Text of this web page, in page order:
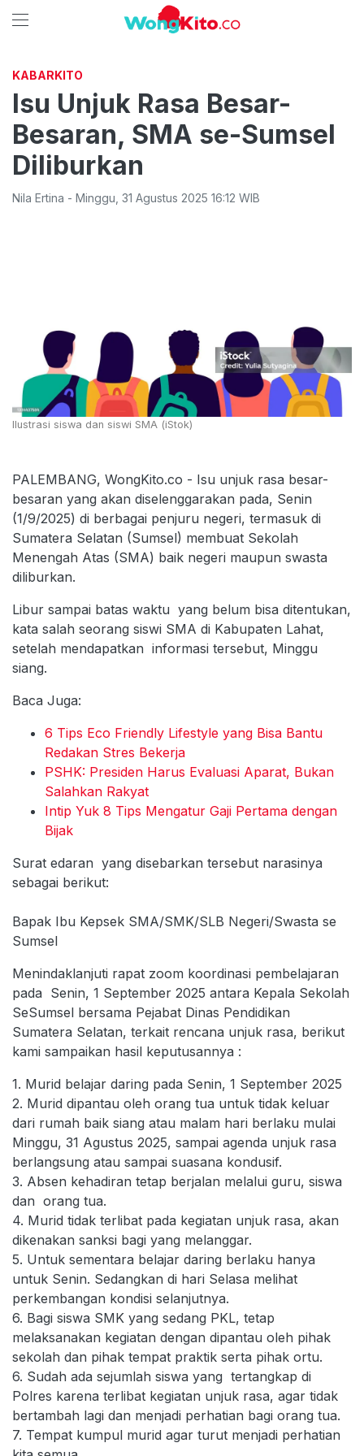
KABARKITO
Isu Unjuk Rasa Besar-
Besaran, SMA se-Sumsel
Diliburkan
Nila Ertina - Minggu 31 Agustus 2025 16:12 WIB
Ilustrasi siswa dan siswi SMA (iStok)
PALEMBANG, WongKito.co - Isu unjuk rasa besar-
besaran yang akan diselenggarakan pada, Senin
(1/9/2025) di berbagai penjuru negeri, termasuk di
Sumatera Selatan (Sumsel) membuat Sekolah
Menengah Atas (SMA) baik negeri maupun swasta
diliburkan.
Libur sampai batas waktu yang belum bisa ditentukan,
kata salah seorang siswi SMA di Kabupaten Lahat,
setelah mendapatkan informasi tersebut, Minggu
siang.
Baca Juga:
6 Tips Eco Friendly Lifestyle yang Bisa Bantu
Redakan Stres Bekerja
PSHK: Presiden Harus Evaluasi Aparat, Bukan
Salahkan Rakyat
Intip Yuk 8 Tips Mengatur Gaji Pertama dengan
Bijak
Surat edaran yang disebarkan tersebut narasinya
sebagai berikut:
Bapak Ibu Kepsek SMA/SMK/SLB Negeri/Swasta se
Sumsel
Menindaklanjuti rapat zoom koordinasi pembelajaran
pada Senin, 1 September 2025 antara Kepala Sekolah
SeSumsel bersama Pejabat Dinas Pendidikan
Sumatera Selatan, terkait rencana unjuk rasa, berikut
kami sampaikan hasil keputusannya :
1. Murid belajar daring pada Senin, 1 September 2025
2. Murid dipantau oleh orang tua untuk tidak keluar
dari rumah baik siang atau malam hari berlaku mulai
Minggu, 31 Agustus 2025, sampai agenda unjuk rasa
berlangsung atau sampai suasana kondusif.
3. Absen kehadiran tetap berjalan melalui guru, siswa
dan orang tua.
4. Murid tidak terlibat pada kegiatan unjuk rasa, akan
dikenakan sanksi bagi yang melanggar.
5. Untuk sementara belajar daring berlaku hanya
untuk Senin. Sedangkan di hari Selasa melihat
perkembangan kondisi selanjutnya.
6. Bagi siswa SMK yang sedang PKL, tetap
melaksanakan kegiatan dengan dipantau oleh pihak
sekolah dan pihak tempat praktik serta pihak ortu.
6. Sudah ada sejumlah siswa yang tertangkap di
Polres karena terlibat kegiatan unjuk rasa, agar tidak
bertambah lagi dan menjadi perhatian bagi orang tua.
7. Tempat kumpul murid agar turut menjadi perhatian